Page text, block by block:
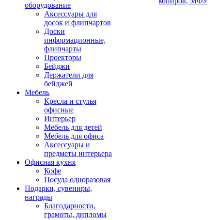
оборудование
Аксессуары для
досок и флипчартов
Доски
информационные,
флипчарты
Проекторы
Бейджи
Держатели для
бейджей
Мебель
Кресла и стулья
офисные
Интерьер
Мебель для детей
Мебель для офиса
Аксессуары и
предметы интерьера
Офисная кухня
Кофе
Посуда одноразовая
Подарки, сувениры,
награды
Благодарности,
грамоты, дипломы